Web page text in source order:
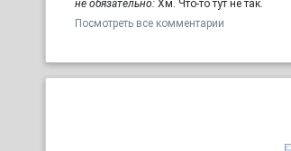
не обязательно: Хм. Что-то тут не так.
Посмотреть все комментарии